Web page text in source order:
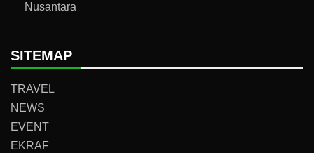
Nusantara
SITEMAP
TRAVEL
NEWS
EVENT
EKRAF